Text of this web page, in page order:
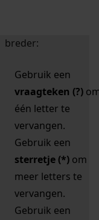
breder:
Gebruik een
vraagteken (?)
één letter te
vervangen.
Gebruik een
sterretje (*) om
meer letters te
vervangen.
Gebruik een